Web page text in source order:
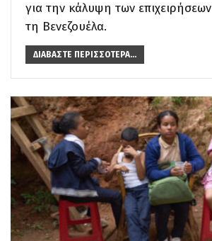
για την κάλυψη των
τη Βενεζουέλα.
ΔΙΑΒΆΣΤΕ ΠΕΡΙΣΣΌΤΕΡΑ...